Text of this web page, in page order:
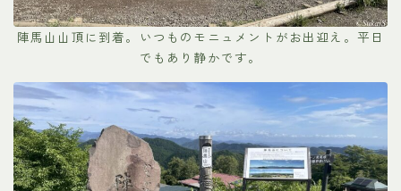
陣馬山山頂に到着。いつものモニュメントがお出迎え。平日
でもあり静かです。